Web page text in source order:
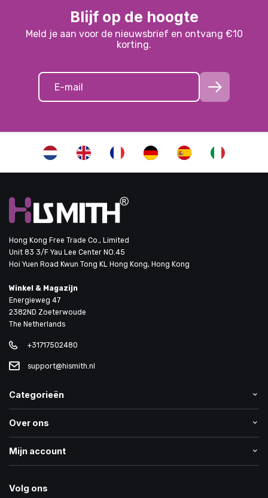
Blijf op de hoogte
Meld je aan voor de nieuwsbrief en ontvang €10
korting.
Hong Kong Free Trade Co., Limited
Unit 83 3/F Yau Lee Center NO.45
Hoi Yuen Road Kwun Tong KL Hong Kong, Hong Kong
Winkel & Magazijn
Energieweg 47
2382ND Zoeterwoude
The Netherlands
+31717502480
support@hismith.nl
Categorieën
Over ons
Mijn account
Volg ons